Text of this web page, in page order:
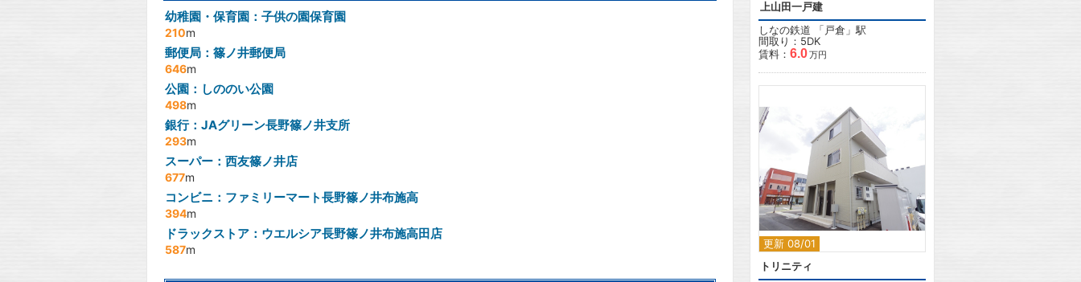
幼稚園・保育園：子供の園保育園
210m
郵便局：篠ノ井郵便局
646m
公園：しののい公園
498m
銀行：JAグリーン長野篠ノ井支所
293m
スーパー：西友篠ノ井店
677m
コンビニ：ファミリーマート長野篠ノ井布施高
394m
ドラックストア：ウエルシア長野篠ノ井布施高田店
587m
上山田一戸建
しなの鉄道 「戸倉 」駅
間取り：5DK
賃料： 6.0万円
更新 08/01
2
トリニティ